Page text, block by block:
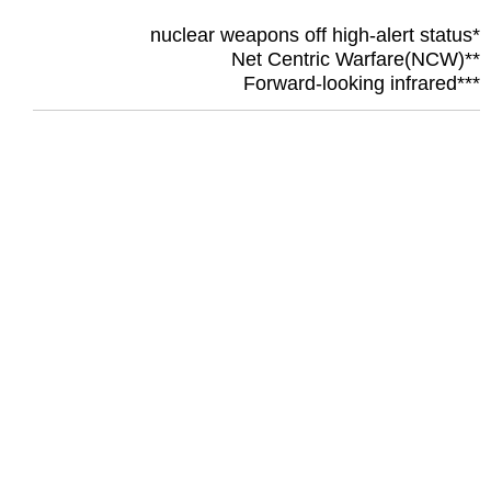
*nuclear weapons off high-alert status
**Net Centric Warfare(NCW)
***Forward-looking infrared